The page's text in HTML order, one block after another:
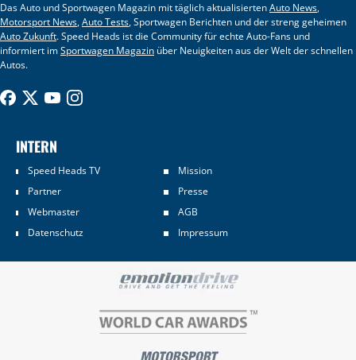
Das Auto und Sportwagen Magazin mit täglich aktualisiertenAuto News,
Motorsport News,Auto Tests, Sportwagen Berichten und der streng geheimen
Auto Zukunft. Speed Heads ist die Community für echte Auto-Fans und
informiert imSportwagen Magazin über Neuigkeiten aus der Welt der schnellen
Autos.
INTERN
Speed Heads TV
Mission
Partner
Presse
Webmaster
AGB
Datenschutz
Impressum